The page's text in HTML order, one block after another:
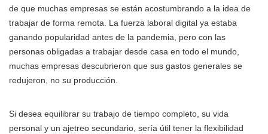
de que muchas empresas se están acostumbrando a la idea de
trabajar de forma remota. La fuerza laboral digital ya estaba
ganando popularidad antes de la pandemia, pero con las
personas obligadas a trabajar desde casa en todo el mundo,
muchas empresas descubrieron que sus gastos generales se
redujeron, no su producción.
Si desea equilibrar su trabajo de tiempo completo, su vida
personal y un ajetreo secundario, sería útil tener la flexibilidad